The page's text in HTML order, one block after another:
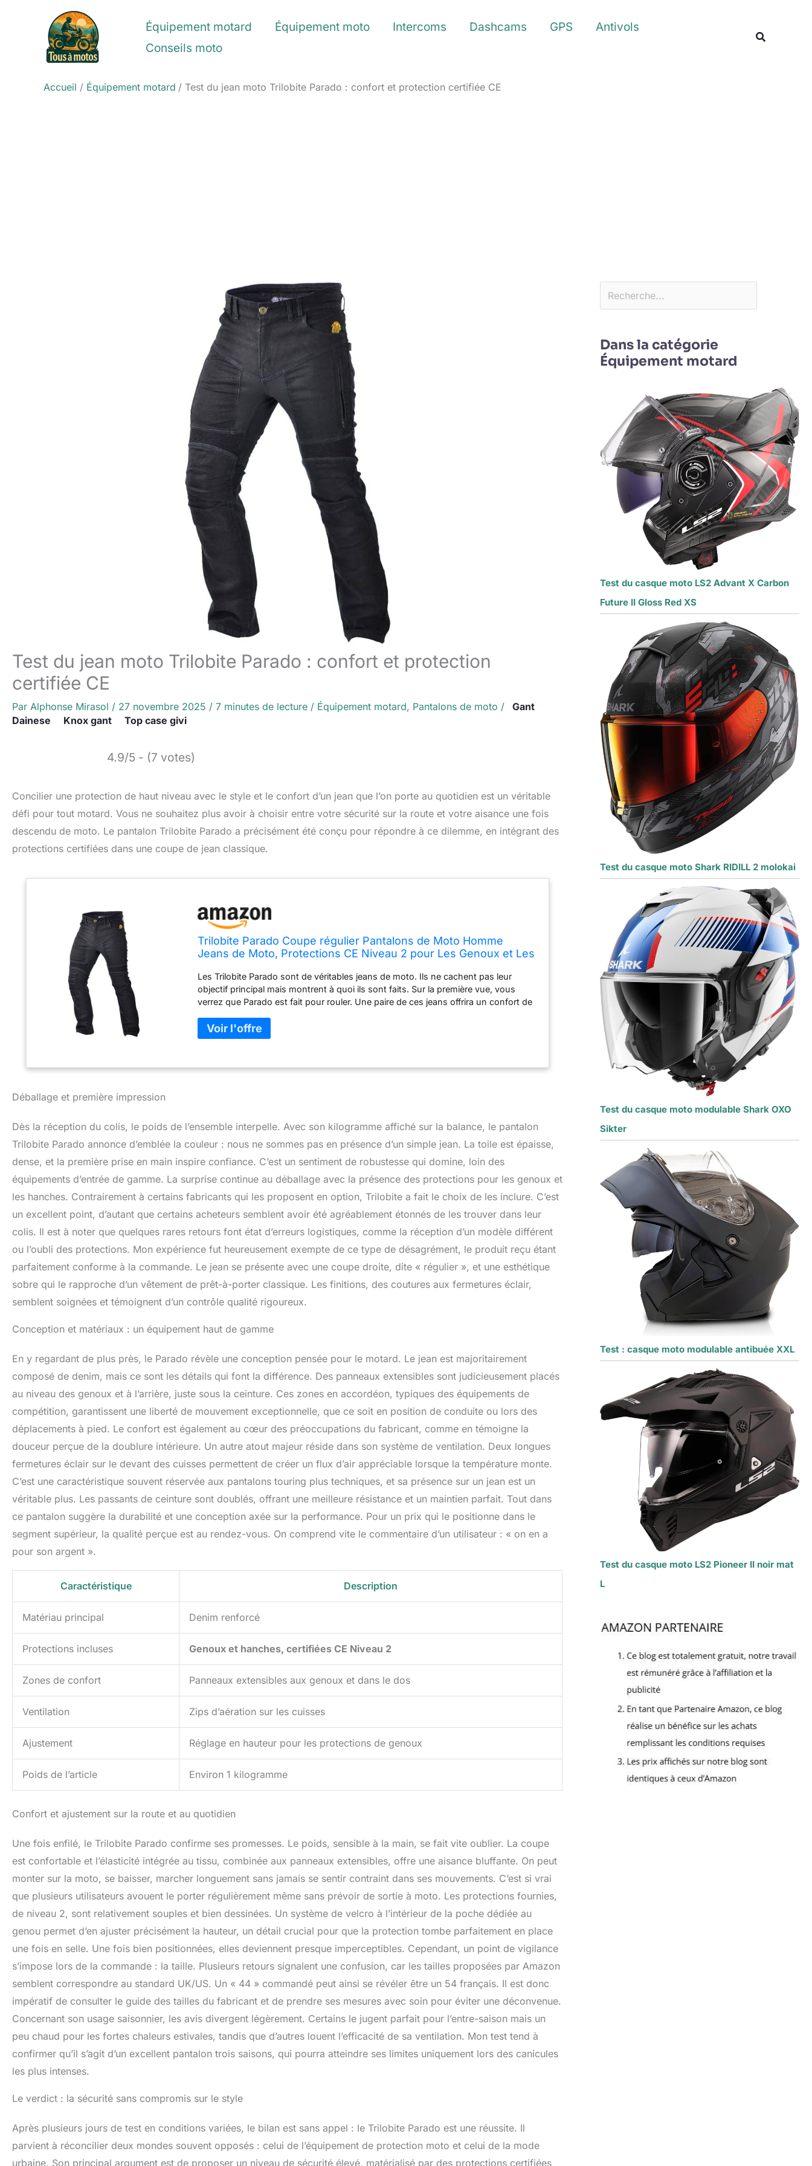
Équipement motard Équipement moto Intercoms Dashcams GPS
Antivols
Conseils moto
Accueil Équipement motard Test du jean moto Trilobite Parado : confort et protection certifiée CE
Test du jean moto Trilobite Parado : confort et protection
certifiée CE
Par Alphonse Mirasol / 27 novembre 2025 / 7 minutes de lecture / Équipement motard, Pantalons de moto /
Gant
Dainese
Knox gant Top case givi
4.9/5 - (7 votes)
Concilier une protection de haut niveau avec le style et le confort d’un jean que l’on porte au quotidien est un véritable
défi pour tout motard. Vous ne souhaitez plus avoir à choisir entre votre sécurité sur la route et votre aisance une fois
descendu de moto. Le pantalon Trilobite Parado a précisément été conçu pour répondre à ce dilemme, en intégrant des
protections certifiées dans une coupe de jean classique.
Trilobite Parado Coupe régulier Pantalons de Moto Homme
Jeans de Moto, Protections CE Niveau 2 pour Les Genoux et Les
Les Trilobite Parado sont de véritables jeans de moto. Ils ne cachent pas leur
objectif principal mais montrent à quoi ils sont faits. Sur la première vue, vous
verrez que Parado est fait pour rouler. Une paire de ces jeans offrira un confort de
pierre, mais également aux panneaux extensibles de forme ergonomique au
niveau de l'entrejambe, des genoux et de l'arrière de la taille. La résistance à
Kevlar protégera votre peau en cas de frottement lors d'un accident. Des
uniquement de composants haut de gamme. Les fermetures éclair métalliques
YKK et les fibres d'aramide Kevlar originales de DuPont sont des éléments
journées d'été, les grandes poches de ventilation sur les cuisses seront utiles car
elles laisseront entrer l'air frais là où vous en avez besoin. La ceinture surélevée à
l'arrière couvrira une partie inférieure de votre dos. Les jeans Parado sont des
pantalons en denim de haute technologie destinés aux cavaliers exigeants qui
recherchent un haut niveau de protection et un confort inégalé.
Déballage et première impression
Dès la réception du colis, le poids de l’ensemble interpelle. Avec son kilogramme affiché sur la balance, le pantalon
Trilobite Parado annonce d’emblée la couleur : nous ne sommes pas en présence d’un simple jean. La toile est épaisse,
dense, et la première prise en main inspire confiance. C’est un sentiment de robustesse qui domine, loin des
équipements d’entrée de gamme. La surprise continue au déballage avec la présence des protections pour les genoux et
les hanches. Contrairement à certains fabricants qui les proposent en option, Trilobite a fait le choix de les inclure. C’est
un excellent point, d’autant que certains acheteurs semblent avoir été agréablement étonnés de les trouver dans leur
colis. Il est à noter que quelques rares retours font état d’erreurs logistiques, comme la réception d’un modèle différent
ou l’oubli des protections. Mon expérience fut heureusement exempte de ce type de désagrément, le produit reçu étant
parfaitement conforme à la commande. Le jean se présente avec une coupe droite, dite « régulier », et une esthétique
sobre qui le rapproche d’un vêtement de prêt-à-porter classique. Les finitions, des coutures aux fermetures éclair,
semblent soignées et témoignent d’un contrôle qualité rigoureux.
Conception et matériaux : un équipement haut de gamme
En y regardant de plus près, le Parado révèle une conception pensée pour le motard. Le jean est majoritairement
composé de denim, mais ce sont les détails qui font la différence. Des panneaux extensibles sont judicieusement placés
au niveau des genoux et à l’arrière, juste sous la ceinture. Ces zones en accordéon, typiques des équipements de
compétition, garantissent une liberté de mouvement exceptionnelle, que ce soit en position de conduite ou lors des
déplacements à pied. Le confort est également au cœur des préoccupations du fabricant, comme en témoigne la
douceur perçue de la doublure intérieure. Un autre atout majeur réside dans son système de ventilation. Deux longues
fermetures éclair sur le devant des cuisses permettent de créer un flux d’air appréciable lorsque la température monte.
C’est une caractéristique souvent réservée aux pantalons touring plus techniques, et sa présence sur un jean est un
véritable plus. Les passants de ceinture sont doublés, offrant une meilleure résistance et un maintien parfait. Tout dans
ce pantalon suggère la durabilité et une conception axée sur la performance. Pour un prix qui le positionne dans le
segment supérieur, la qualité perçue est au rendez-vous. On comprend vite le commentaire d’un utilisateur : « on en a
pour son argent ».
Caractéristique Description
Matériau principal Denim renforcé
Protections incluses Genoux et hanches, certifiées CE Niveau 2
Zones de confort Panneaux extensibles aux genoux et dans le dos
Ventilation Zips d’aération sur les cuisses
Ajustement Réglage en hauteur pour les protections de genoux
Poids de l’article Environ 1 kilogramme
Confort et ajustement sur la route et au quotidien
Une fois enfilé, le Trilobite Parado confirme ses promesses. Le poids, sensible à la main, se fait vite oublier. La coupe
est confortable et l’élasticité intégrée au tissu, combinée aux panneaux extensibles, offre une aisance bluffante. On peut
monter sur la moto, se baisser, marcher longuement sans jamais se sentir contraint dans ses mouvements. C’est si vrai
que plusieurs utilisateurs avouent le porter régulièrement même sans prévoir de sortie à moto. Les protections fournies,
de niveau 2, sont relativement souples et bien dessinées. Un système de velcro à l’intérieur de la poche dédiée au
genou permet d’en ajuster précisément la hauteur, un détail crucial pour que la protection tombe parfaitement en place
une fois en selle. Une fois bien positionnées, elles deviennent presque imperceptibles. Cependant, un point de vigilance
s’impose lors de la commande : la taille. Plusieurs retours signalent une confusion, car les tailles proposées par Amazon
semblent correspondre au standard UK/US. Un « 44 » commandé peut ainsi se révéler être un 54 français. Il est donc
impératif de consulter le guide des tailles du fabricant et de prendre ses mesures avec soin pour éviter une déconvenue.
Concernant son usage saisonnier, les avis divergent légèrement. Certains le jugent parfait pour l’entre-saison mais un
peu chaud pour les fortes chaleurs estivales, tandis que d’autres louent l’efficacité de sa ventilation. Mon test tend à
confirmer qu’il s’agit d’un excellent pantalon trois saisons, qui pourra atteindre ses limites uniquement lors des canicules
les plus intenses.
Le verdict : la sécurité sans compromis sur le style
Après plusieurs jours de test en conditions variées, le bilan est sans appel : le Trilobite Parado est une réussite. Il
parvient à réconcilier deux mondes souvent opposés : celui de l’équipement de protection moto et celui de la mode
urbaine. Son principal argument est de proposer un niveau de sécurité élevé, matérialisé par des protections certifiées
Dans la catégorie
Équipement motard
Test du casque moto LS2 Advant X Carbon
Future II Gloss Red XS
Test du casque moto Shark RIDILL 2 molokai
Test du casque moto modulable Shark OXO
Sikter
Test : casque moto modulable antibuée XXL
Test du casque moto LS2 Pioneer II noir mat
L